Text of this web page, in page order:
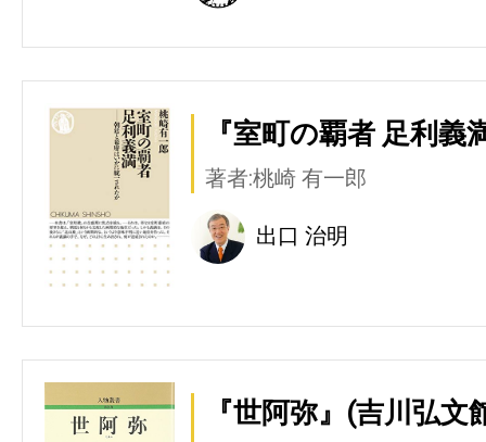
『室町の覇者 足利義
著者:桃崎 有一郎
出口 治明
『世阿弥』(吉川弘文